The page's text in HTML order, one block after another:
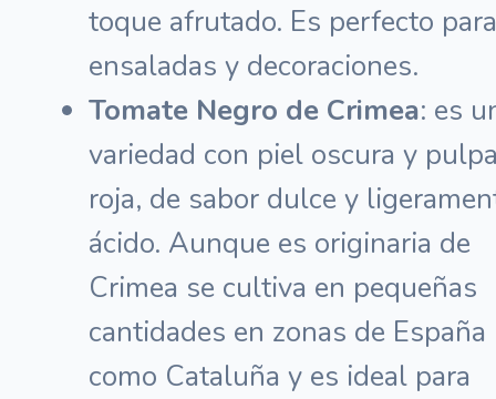
toque afrutado. Es perfecto para
ensaladas y decoraciones.
Tomate Negro de Crimea: es
variedad con piel oscura y
roja, de sabor dulce y
ácido. Aunque es originaria de
Crimea se cultiva en pequeñas
cantidades en zonas de España
como Cataluña y es ideal para